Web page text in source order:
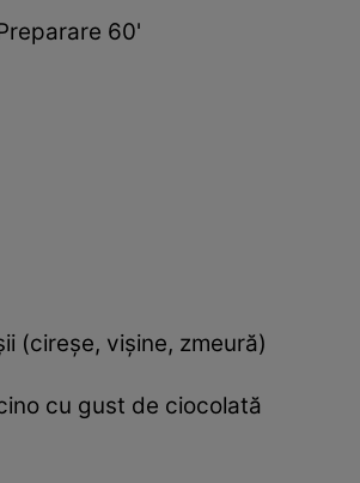
60'
(cireşe, vişine, zmeură)
cu gust de ciocolată